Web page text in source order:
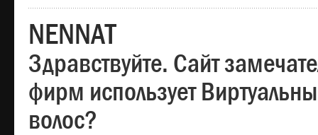
NENNAT
Здравствуйте. Сайт
фирм использует
волос?